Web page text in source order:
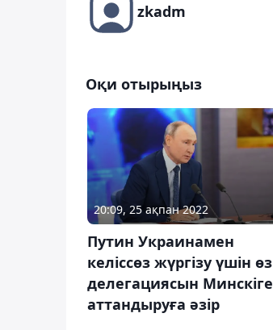
zkadm
Оқи отырыңыз
20:09, 25 ақпан 2022
Путин Украинамен
келіссөз жүргізу үшін өз
делегациясын Минскіге
аттандыруға әзір